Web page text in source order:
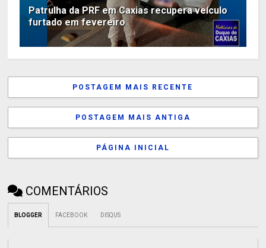
Patrulha da PRF em Caxias recupera veículo
furtado em fevereiro
POSTAGEM MAIS RECENTE
POSTAGEM MAIS ANTIGA
PÁGINA INICIAL
COMENTÁRIOS
BLOGGER FACEBOOK DISQUS